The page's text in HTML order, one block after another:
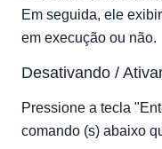
Em seguida, ele
em execução ou não.
Desativando /
Pressione a tecla
comando (s) abaixo